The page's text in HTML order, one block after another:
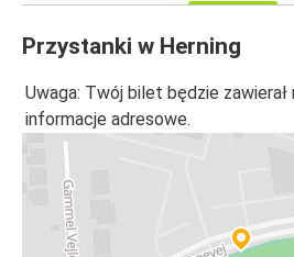
Przystanki w Herning
Uwaga: Twój bilet będzie zawierał
informacje adresowe.